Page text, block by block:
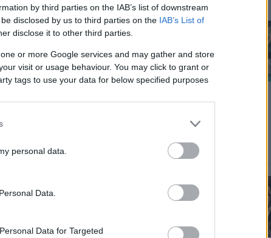
by third parties on the IAB’s list of downstream
disclosed by us to third parties on the IAB’s List of
disclose it to other third parties.
or more Google services and may gather and store
visit or usage behaviour. You may click to grant or
tags to use your data for below specified purposes
personal data.
Data.
Data for Targeted
#ΜΕΣΣΗΝΙΑΚΟΣ